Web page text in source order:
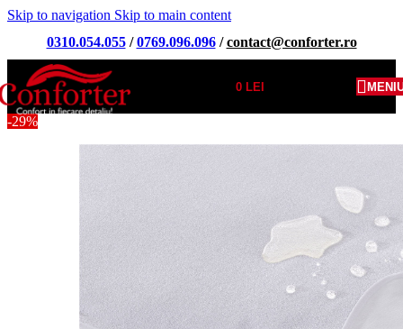
Skip to navigation Skip to main content
0310.054.055/0769.096.096/contact@conforter.ro
0 LEI
-29%